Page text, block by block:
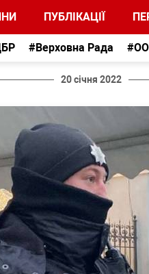
ПУБЛІКАЦІЇ
#Верховна Рада
20 січня 2022